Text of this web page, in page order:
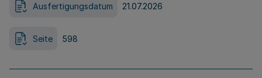
Ausfertigungsdatum 21.07.2026
Seite 598